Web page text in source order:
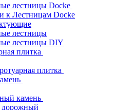
лестницы Docke
к Лестницам Docke
лестницы
лестницы DIY
плитка
плитка
камень